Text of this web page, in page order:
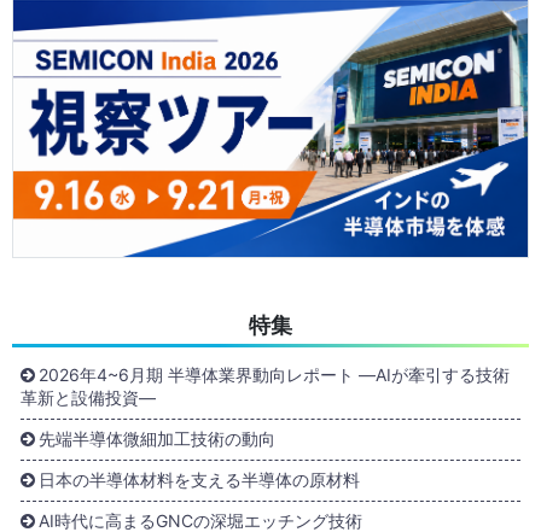
特集
2026年4~6月期 半導体業界動向レポート ―AIが牽引する技術
革新と設備投資―
先端半導体微細加工技術の動向
日本の半導体材料を支える半導体の原材料
AI時代に高まるGNCの深堀エッチング技術